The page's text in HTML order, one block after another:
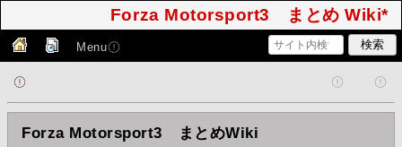
Forza Motorsport3 まとめ Wiki*
Menu
Forza Motorsport3 まとめWiki